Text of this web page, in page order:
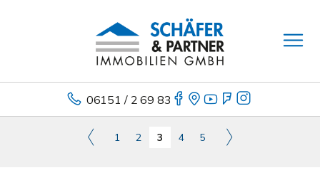
06151 / 2 69 83
1 2 3 4 5